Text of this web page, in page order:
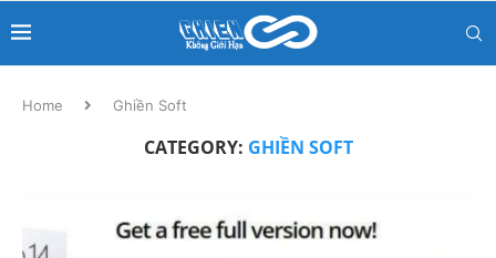
Home Ghiền Soft
CATEGORY: GHIỀN SOFT